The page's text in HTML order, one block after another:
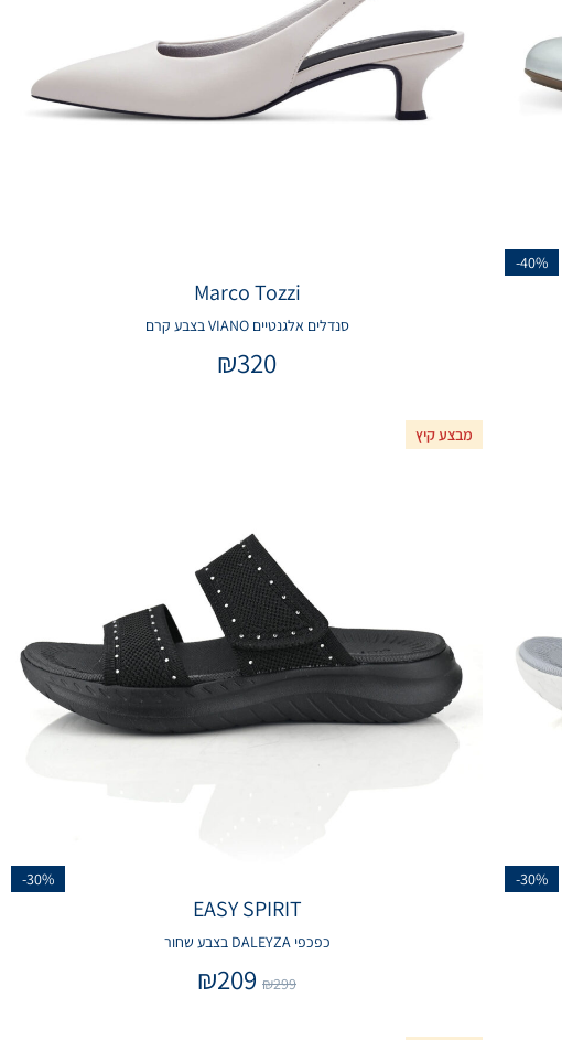
-40%
Marco Tozzi
סנדלים אלגנטיים VIANO בצבע קרם
₪320
-30%
מבצע קיץ
-30%
EASY SPIRIT
כפכפי DALEYZA בצבע שחור
₪299
₪209